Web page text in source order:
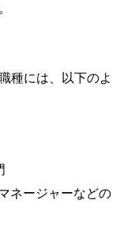
種には、以下のよ
ネージャーなどの